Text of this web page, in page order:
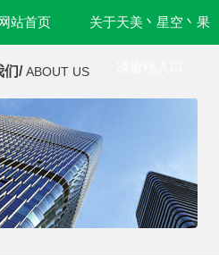
网站首页 关于天美丶星空丶果
们/ABOUT US